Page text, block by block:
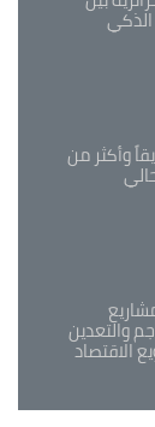
445 حريقاً وأكثر من